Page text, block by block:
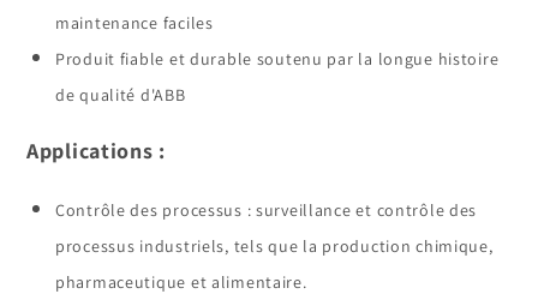
maintenance faciles
Produit fiable et durable soutenu par la longue histoire
de qualité d'ABB
Applications :
Contrôle des processus : surveillance et contrôle des
processus industriels, tels que la production chimique,
pharmaceutique et alimentaire.